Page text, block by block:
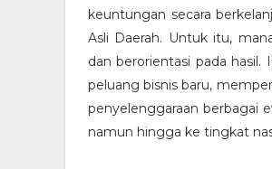
keuntungan secara
Asli Daerah. Untuk itu,
dan berorientasi pada
peluang bisnis baru,
penyelenggaraan berbagai
namun hingga ke tingkat